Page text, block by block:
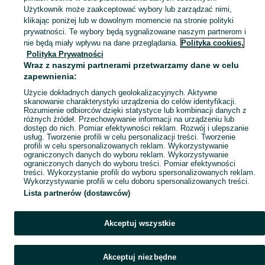
Mapa kategorii
Mapa miejscowości
Mapa ministron
Popularne wyszukiwania
Użytkownik może zaakceptować wybory lub zarządzać nimi,
klikając poniżej lub w dowolnym momencie na stronie polityki
prywatności. Te wybory będą sygnalizowane naszym partnerom i
nie będą miały wpływu na dane przeglądania. Polityka cookies,
Polityka Prywatności
Wraz z naszymi partnerami przetwarzamy dane w celu
zapewnienia:
Użycie dokładnych danych geolokalizacyjnych. Aktywne
skanowanie charakterystyki urządzenia do celów identyfikacji.
Rozumienie odbiorców dzięki statystyce lub kombinacji danych z
różnych źródeł. Przechowywanie informacji na urządzeniu lub
dostęp do nich. Pomiar efektywności reklam. Rozwój i ulepszanie
usług. Tworzenie profili w celu personalizacji treści. Tworzenie
profili w celu spersonalizowanych reklam. Wykorzystywanie
ograniczonych danych do wyboru reklam. Wykorzystywanie
ograniczonych danych do wyboru treści. Pomiar efektywności
treści. Wykorzystanie profili do wyboru spersonalizowanych reklam.
Wykorzystywanie profili w celu doboru spersonalizowanych treści.
Lista partnerów (dostawców)
Akceptuj wszystkie
Akceptuj niezbędne